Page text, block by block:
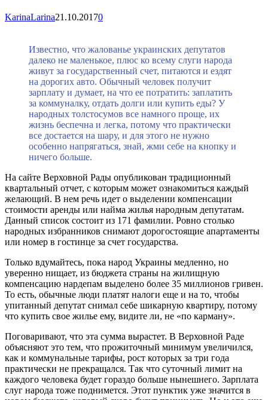
KarinaLarina21.10.20170
Известно, что жалованье украинских депутатов
далеко не маленькое, плюс ко всему слуги народа
живут за государственный счет, питаются и ездят
на дорогих авто. Обычный человек получит
зарплату и думает, на что ее потратить: заплатить
за коммуналку, отдать долги или купить еды? У
народных толстосумов все намного проще, их
жизнь беспечна и легка, потому что практически
все достается на шару, и для этого не нужно
особенно напрягаться, знай, жми себе на кнопку и
ничего больше.
На сайте Верховной Рады опубликован традиционный
квартальный отчет, с которым может ознакомиться каждый
желающий. В нем речь идет о выделении компенсации
стоимости аренды или найма жилья народным депутатам.
Данный список состоит из 171 фамилии. Ровно столько
народных избранников снимают дорогостоящие апартаменты
или номер в гостинце за счет государства.
Только вдумайтесь, пока народ Украины медленно, но
уверенно нищает, из бюджета страны на жилищную
компенсацию нардепам выделено более 35 миллионов гривен.
То есть, обычные люди платят налоги еще и на то, чтобы
упитанный депутат снимал себе шикарную квартиру, потому
что купить свое жилье ему, видите ли, не «по карману».
Поговаривают, что эта сумма вырастет. В Верховной Раде
объясняют это тем, что прожиточный минимум увеличился,
как и коммунальные тарифы, рост которых за три года
практически не прекращался. Так что суточный лимит на
каждого человека будет гораздо больше нынешнего. Зарплата
слуг народа тоже поднимется. Этот пунктик уже значится в